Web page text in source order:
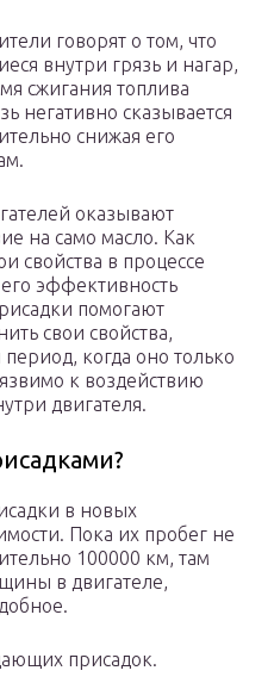
говорят о том, что
внутри грязь и нагар,
сжигания топлива
негативно сказывается
снижая его
оказывают
на само масло. Как
свойства в процессе
его эффективность
помогают
свои свойства,
когда оно только
к воздействию
двигателя.
в новых
Пока их пробег не
100000 км, там
в двигателе,
присадок.